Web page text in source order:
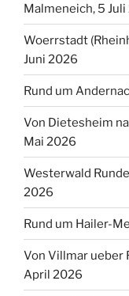
Malmeneich, 5
Woerrstadt
Juni 2026
Rund um
Von Dietesheim
Mai 2026
Westerwald
2026
Rund um Hailer-
Von Villmar ueber
April 2026